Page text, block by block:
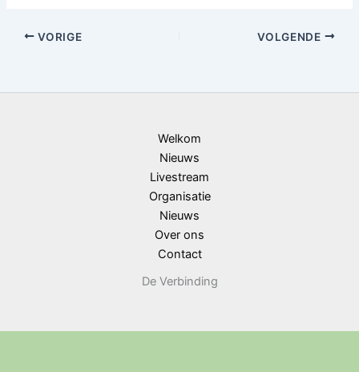
VORIGE VOLGENDE
Welkom
Nieuws
Livestream
Organisatie
Nieuws
Over ons
Contact
De Verbinding